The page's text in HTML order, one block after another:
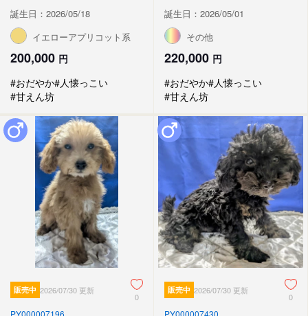
誕生日：2026/05/18
イエローアプリコット系
200,000 円
#おだやか#人懐っこい
#甘えん坊
誕生日：2026/05/01
その他
220,000 円
#おだやか#人懐っこい
#甘えん坊
販売中 2026/07/30 更新
0
PY000007196
販売中 2026/07/30 更新
0
PY000007430